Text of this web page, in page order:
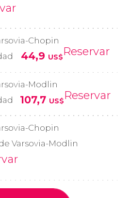
Chopin
44,9 US$Reservar
Modlin
107,7 US$Reservar
Chopin
Varsovia-Modlin